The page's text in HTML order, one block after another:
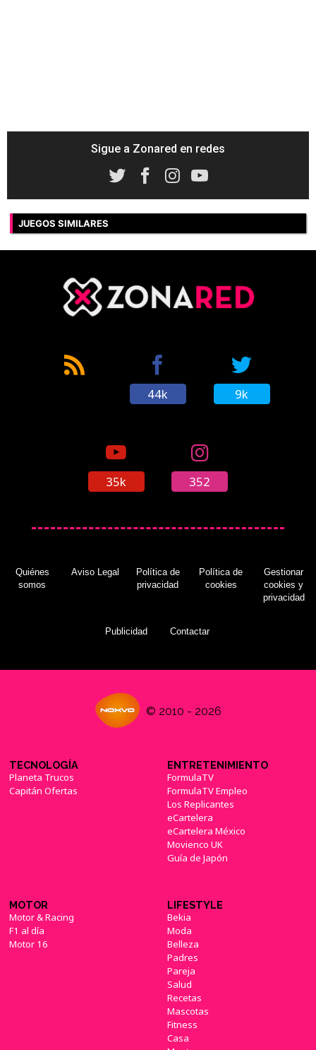
Sigue a Zonared en redes
JUEGOS SIMILARES
44k 9k
35k 352
Quiénes
somos
Aviso Legal
Política de
privacidad
Política de
cookies
Gestionar
cookies y
privacidad
Publicidad Contactar
© 2010 - 2026
TECNOLOGÍA
Planeta Trucos
Capitán Ofertas
ENTRETENIMIENTO
FormulaTV
FormulaTV Empleo
Los Replicantes
eCartelera
eCartelera México
Movienco UK
Guía de Japón
MOTOR
Motor & Racing
F1 al día
Motor 16
LIFESTYLE
Bekia
Moda
Belleza
Padres
Pareja
Salud
Recetas
Mascotas
Fitness
Casa